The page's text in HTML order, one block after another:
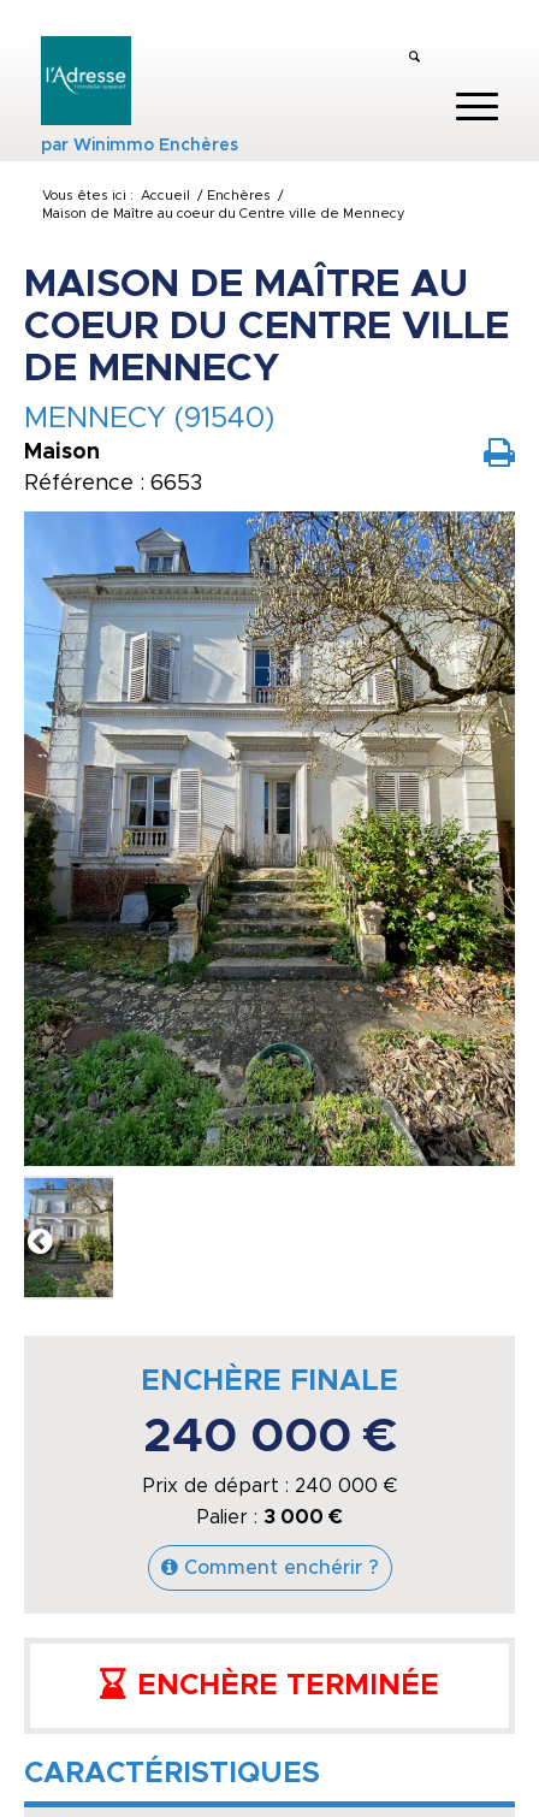
parWinimmo Enchères
Vous êtes ici : Accueil / Enchères
/
Maison de Maître au coeur du Centre ville de Mennecy
MAISON DE MAÎTRE AU
COEUR DU CENTRE VILLE
DE MENNECY
MENNECY (91540)
Maison
Référence : 6653
ENCHÈRE FINALE
240 000 €
Prix de départ : 240 000 €
Palier : 3 000 €
Comment enchérir ?
ENCHÈRE TERMINÉE
CARACTÉRISTIQUES